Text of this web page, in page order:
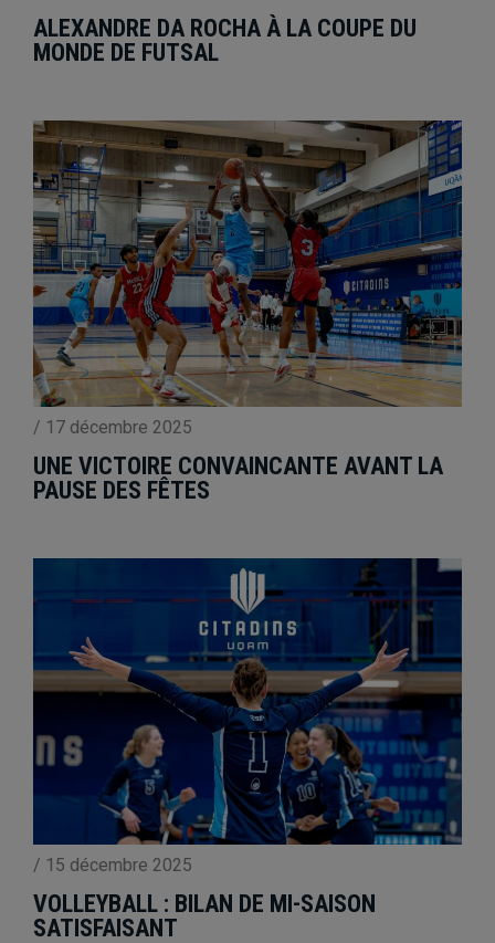
ALEXANDRE DA ROCHA À LA COUPE DU
MONDE DE FUTSAL
/ 17 décembre 2025
UNE VICTOIRE CONVAINCANTE AVANT LA
PAUSE DES FÊTES
/ 15 décembre 2025
VOLLEYBALL : BILAN DE MI-SAISON
SATISFAISANT